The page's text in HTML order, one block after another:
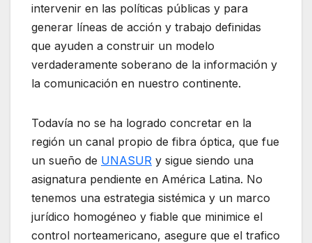
intervenir en las políticas públicas y para
generar líneas de acción y trabajo definidas
que ayuden a construir un modelo
verdaderamente soberano de la información y
la comunicación en nuestro continente.
Todavía no se ha logrado concretar en la
región un canal propio de fibra óptica, que fue
un sueño de UNASUR y sigue siendo una
asignatura pendiente en América Latina. No
tenemos una estrategia sistémica y un marco
jurídico homogéneo y fiable que minimice el
control norteamericano, asegure que el trafico